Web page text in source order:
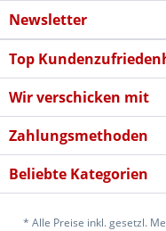
Newsletter
Top
Wir verschicken mit
Zahlungsmethoden
Beliebte Kategorien
* Alle Preise inkl. gesetzl.